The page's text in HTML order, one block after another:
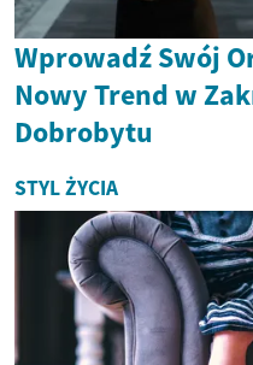
Wprowadź Swój
Nowy Trend w
Dobrobytu
STYL ŻYCIA